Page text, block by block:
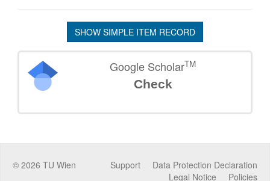
SHOW SIMPLE ITEM RECORD
Google ScholarTM
Check
© 2026 TU Wien Data Protection Declaration
Support
Policies
Legal Notice